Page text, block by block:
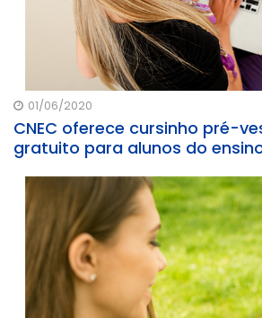
01/06/2020
CNEC oferece cursinho pré-
gratuito para alunos do